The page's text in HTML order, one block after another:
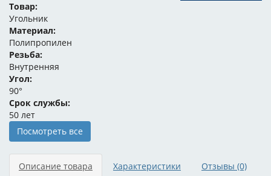
Товар:
Угольник
Материал:
Полипропилен
Резьба:
Внутренняя
Угол:
90°
Срок службы:
50 лет
Посмотреть все
Описание товара Характеристики Отзывы (0)